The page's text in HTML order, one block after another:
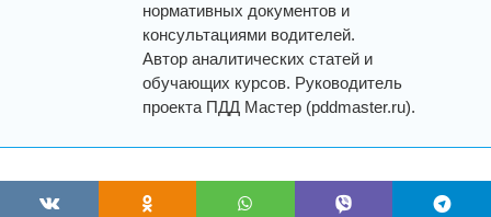
нормативных документов и
консультациями водителей.
Автор аналитических статей и
обучающих курсов. Руководитель
проекта ПДД Мастер (pddmaster.ru).